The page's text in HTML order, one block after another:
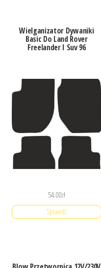
Wielganizator Dywaniki
Basic Do Land Rover
Freelander I Suv 96
54.00zł
Sprawdź